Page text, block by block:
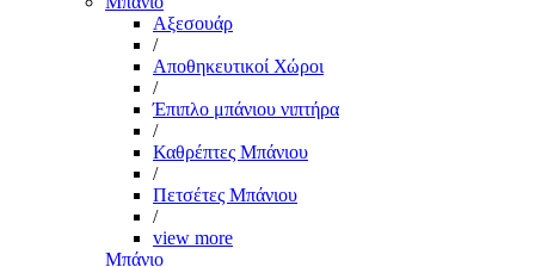
Αξεσουάρ
/
Αποθηκευτικοί Χώροι
/
Έπιπλο μπάνιου νιπτήρα
/
Καθρέπτες Μπάνιου
/
Πετσέτες Μπάνιου
/
view more
Μπάνιο